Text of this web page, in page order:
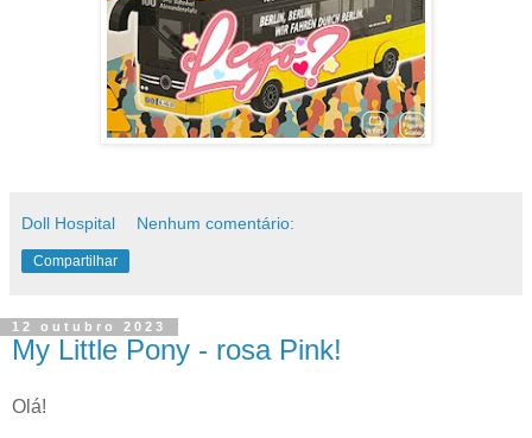
Doll Hospital Nenhum comentário:
Compartilhar
12 outubro 2023
My Little Pony - rosa Pink!
Olá!